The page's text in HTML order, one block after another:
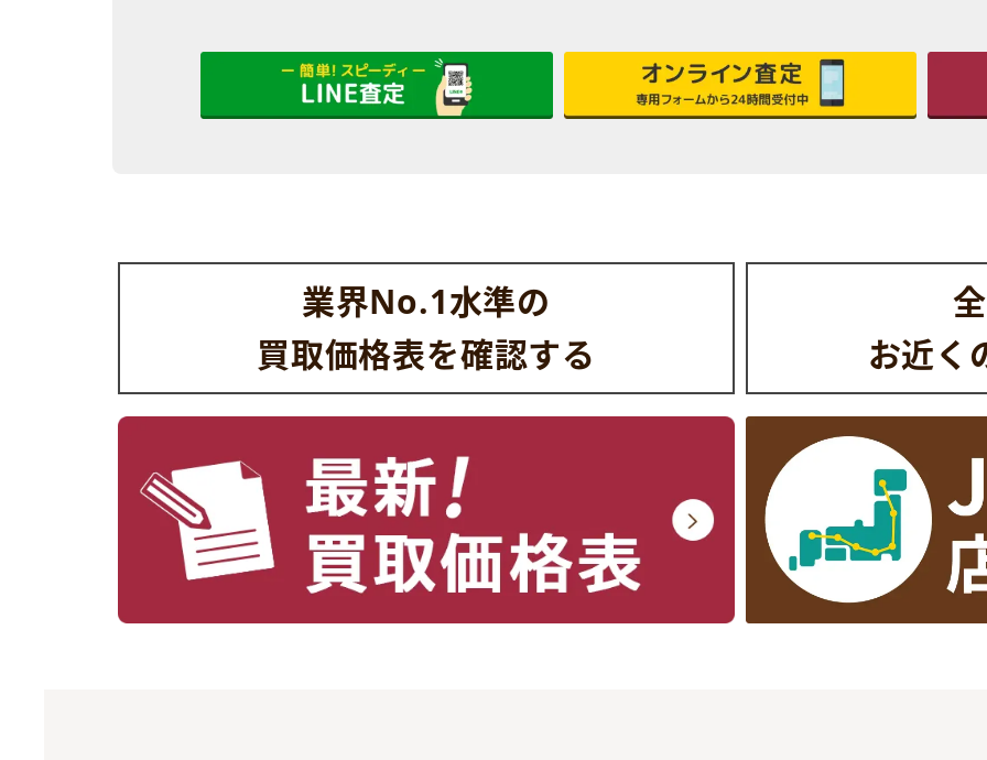
業界No.1水準の
買取価格表を確認する
お近く